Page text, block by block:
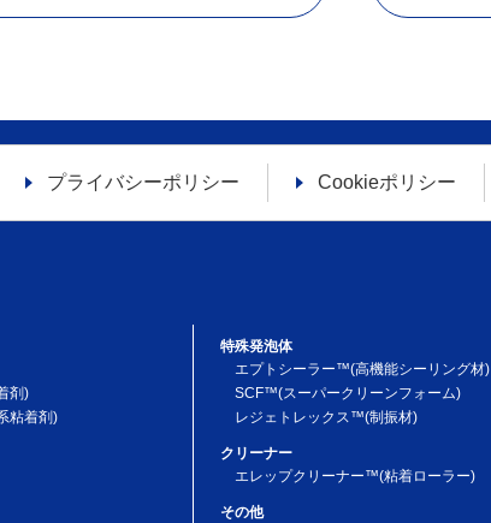
プライバシーポリシー Cookieポリシー
剤)
粘着剤)
特殊発泡体
エプトシーラー™(高機能シーリング材)
SCF™(スーパークリーンフォーム)
レジェトレックス™(制振材)
クリーナー
エレップクリーナー™(粘着ローラー)
その他